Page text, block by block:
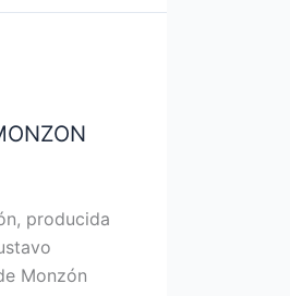
producida
Monzón